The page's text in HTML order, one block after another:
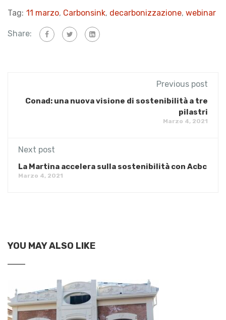
Tag: 11 marzo, Carbonsink, decarbonizzazione, webinar
Share:
Previous post
Conad: una nuova visione di sostenibilità a tre
pilastri
Marzo 4, 2021
Next post
La Martina accelera sulla sostenibilità con Acbc
Marzo 4, 2021
YOU MAY ALSO LIKE